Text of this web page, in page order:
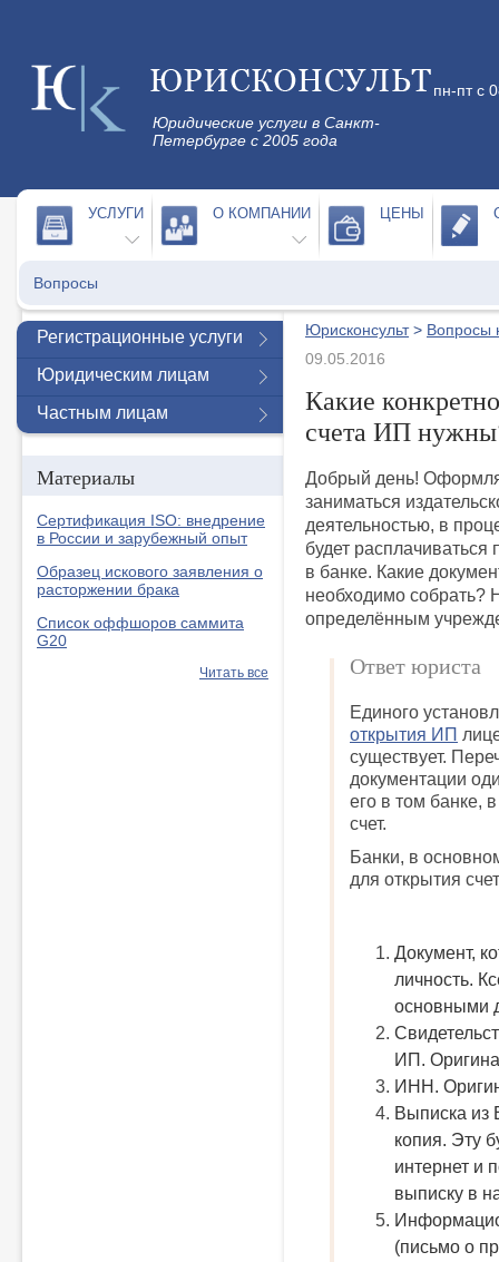
Юридические услуги в Санкт-
Петербурге с 2005 года
пн-пт с
УСЛУГИ О КОМПАНИИ ЦЕНЫ
Вопросы
Юрисконсульт> Вопросы
09.05.2016
Какие
счета ИП
Добрый день!
заниматься
деятельностью, в
будет расплачиваться
в банке. Какие
необходимо собрать?
определённым
Ответ юриста
Единого
открытия ИП
существует.
документации
его в том банке,
счет.
Банки, в
для открытия
Документ,
личность.
основными
ИП.
ИНН.
Выписка
копия. Эту
интернет и
выписку в
(письмо о
Регистрационные услуги
Юридическим лицам
Частным лицам
Материалы
Сертификация ISO: внедрение
в России и зарубежный опыт
Образец искового заявления о
расторжении брака
Список оффшоров саммита
G20
Читать все